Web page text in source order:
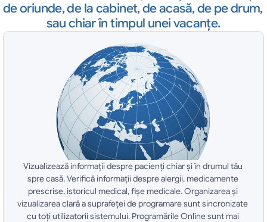
de oriunde, de la cabinet, de acasă, de pe drum,
sau chiar în timpul unei vacanţe.
Vizualizează informaţii despre pacienţi chiar şi în drumul tău
spre casă. Verifică informaţii despre alergii, medicamente
prescrise, istoricul medical, fişe medicale. Organizarea şi
vizualizarea clară a suprafeţei de programare sunt sincronizate
cu toţi utilizatorii sistemului. Programările Online sunt mai